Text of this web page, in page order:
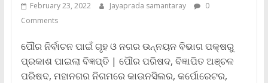
February 23, 2022 Jayaprada samantaray
0
Comments
ପୌର ନିର୍ବାଚନ ପାଇଁ ଗୃହ ଓ ନଗର ଉନ୍ନୟନ ବିଭାଗ ପକ୍ଷରୁ
ପ୍ରକାଶ ପାଇଲା ବିଜ୍ଞପ୍ତି | ପୌର ପରିଷଦ, ବିଜ୍ଞାପିତ ଅଞ୍ଚଳ
ପରିଷଦ, ମହାନଗର ନିଗମରେ କାଉନସିଲର, କର୍ପୋରେଟର,